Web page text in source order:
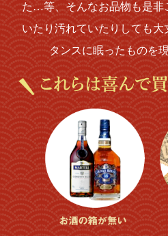
た…等、そんなお品物も是非
いたり汚れていたりしても大
タンスに眠ったものを